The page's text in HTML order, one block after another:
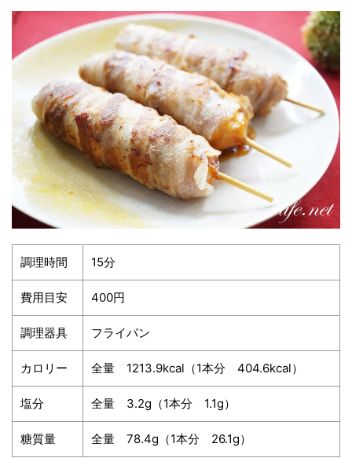
調理時間 15分
費用目安 400円
調理器具 フライパン
カロリー 全量 1213.9kcal（1本分 404.6kcal）
塩分 全量 3.2g（1本分 1.1g）
糖質量 全量 78.4g（1本分 26.1g）